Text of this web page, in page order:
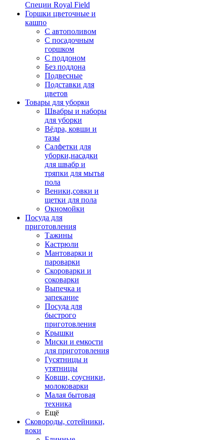
Специи Royal Field
Горшки цветочные и
кашпо
С автополивом
С посадочным
горшком
С поддоном
Без поддона
Подвесные
Подставки для
цветов
Товары для уборки
Швабры и наборы
для уборки
Вёдра, ковши и
тазы
Салфетки для
уборки,насадки
для швабр и
тряпки для мытья
пола
Веники,совки и
щетки для пола
Окномойки
Посуда для
приготовления
Тажины
Кастрюли
Мантоварки и
пароварки
Скороварки и
соковарки
Выпечка и
запекание
Посуда для
быстрого
приготовления
Крышки
Миски и емкости
для приготовления
Гусятницы и
утятницы
Ковши, соусники,
молоковарки
Малая бытовая
техника
Ещё
Сковороды, сотейники,
воки